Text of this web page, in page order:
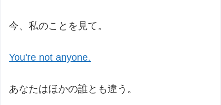
今、私のことを見て。
You’re not anyone.
あなたはほかの誰とも違う。